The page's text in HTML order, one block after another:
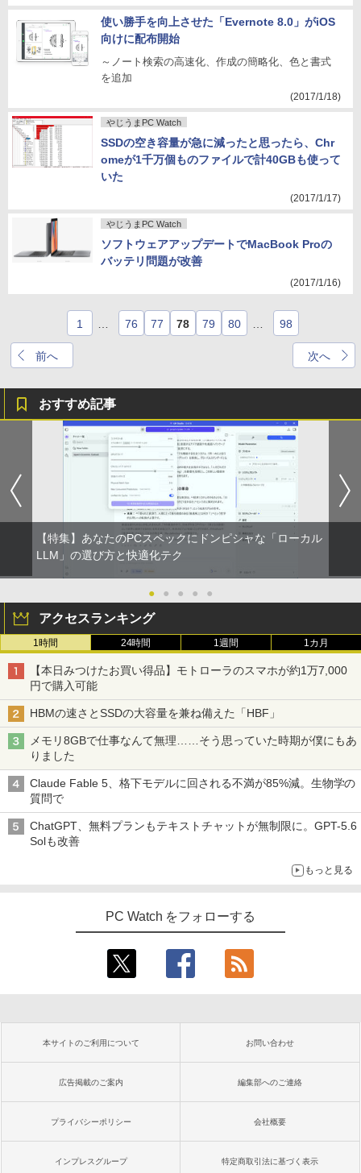
使い勝手を向上させた「Evernote 8.0」がiOS
向けに配布開始
～ノート検索の高速化、作成の簡略化、色と書式
を追加
(2017/1/18)
やじうまPC Watch
SSDの空き容量が急に減ったと思ったら、Chr
omeが1千万個ものファイルで計40GBも使って
いた
(2017/1/17)
やじうまPC Watch
ソフトウェアアップデートでMacBook Proの
バッテリ問題が改善
(2017/1/16)
前へ
1 76 77 78 79 80 98
次へ
おすすめ記事
【特集】あなたのPCスペックにドンピシャな「ローカル
LLM」の選び方と快適化テク
● ● ● ● ●
アクセスランキング
1時間 24時間 1週間 1カ月
【本日みつけたお買い得品】モトローラのスマホが約1万7,000
円で購入可能
HBMの速さとSSDの大容量を兼ね備えた「HBF」
メモリ8GBで仕事なんて無理……そう思っていた時期が僕にもあ
りました
Claude Fable 5、格下モデルに回される不満が85%減。生物学の
質問で
ChatGPT、無料プランもテキストチャットが無制限に。GPT-5.6
Solも改善
もっと見る
PC Watch をフォローする
本サイトのご利用について お問い合わせ
広告掲載のご案内 編集部へのご連絡
プライバシーポリシー 会社概要
インプレスグループ 特定商取引法に基づく表示